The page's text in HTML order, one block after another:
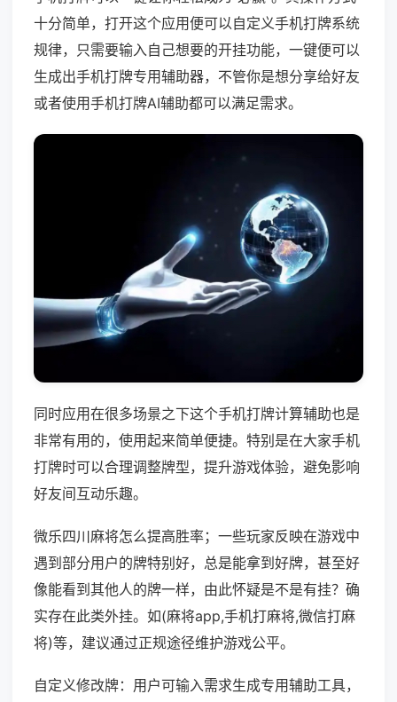
十分简单，打开这个应用便可以自定义手机打牌系统
规律，只需要输入自己想要的开挂功能，一键便可以
生成出手机打牌专用辅助器，不管你是想分享给好友
或者使用手机打牌AI辅助都可以满足需求。
同时应用在很多场景之下这个手机打牌计算辅助也是
非常有用的，使用起来简单便捷。特别是在大家手机
打牌时可以合理调整牌型，提升游戏体验，避免影响
好友间互动乐趣。
微乐四川麻将怎么提高胜率；一些玩家反映在游戏中
遇到部分用户的牌特别好，总是能拿到好牌，甚至好
像能看到其他人的牌一样，由此怀疑是不是有挂？确
实存在此类外挂。如(麻将app,手机打麻将,微信打麻
将)等，建议通过正规途径维护游戏公平。
自定义修改牌：用户可输入需求生成专用辅助工具，